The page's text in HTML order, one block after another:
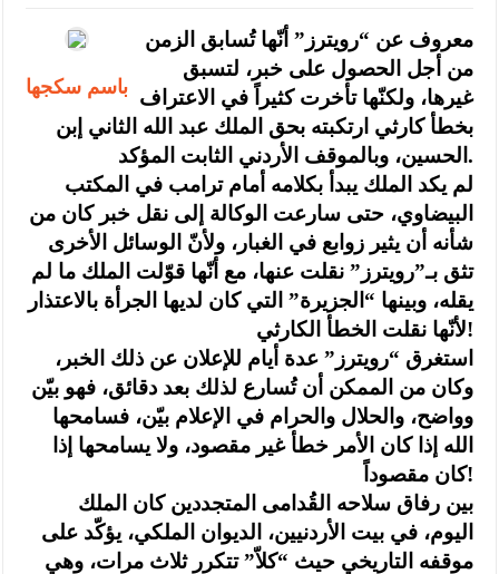
باسم سكجها
معروف عن “رويترز” أنّها تُسابق الزمن
من أجل الحصول على خبر، لتسبق
غيرها، ولكنّها تأخرت كثيراً في الاعتراف
بخطأ كارثي ارتكبته بحق الملك عبد الله الثاني إبن
الحسين، وبالموقف الأردني الثابت المؤكد.
لم يكد الملك يبدأ بكلامه أمام ترامب في المكتب
البيضاوي، حتى سارعت الوكالة إلى نقل خبر كان من
شأنه أن يثير زوابع في الغبار، ولأنّ الوسائل الأخرى
تثق بـ”رويترز” نقلت عنها، مع أنّها قوّلت الملك ما لم
يقله، وبينها “الجزيرة” التي كان لديها الجرأة بالاعتذار
لأنّها نقلت الخطأ الكارثي!
استغرق “رويترز” عدة أيام للإعلان عن ذلك الخبر،
وكان من الممكن أن تُسارع لذلك بعد دقائق، فهو بيّن
وواضح، والحلال والحرام في الإعلام بيّن، فسامحها
الله إذا كان الأمر خطأ غير مقصود، ولا يسامحها إذا
كان مقصوداً!
بين رفاق سلاحه القُدامى المتجددين كان الملك
اليوم، في بيت الأردنيين، الديوان الملكي، يؤكّد على
موقفه التاريخي حيث “كلاّ” تتكرر ثلاث مرات، وهي